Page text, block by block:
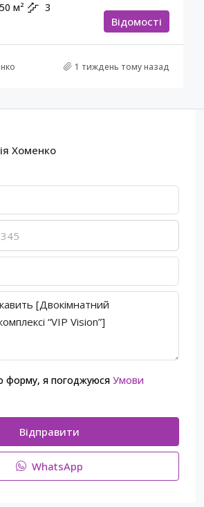
50 м² 3
Відомості
1 тиждень тому назад
Хоменко
форму, я погоджуюся Умови
Відправити
WhatsApp